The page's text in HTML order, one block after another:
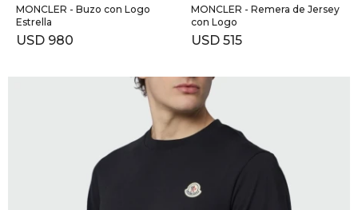
MONCLER - Buzo con Logo
Estrella
USD 980
MONCLER - Remera de Jersey
con Logo
USD 515